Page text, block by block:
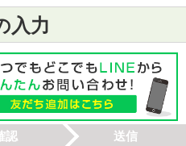
入力
認 送信